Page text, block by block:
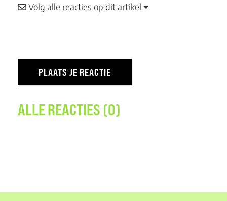
Volg alle reacties op dit artikel
ALLE REACTIES (0)